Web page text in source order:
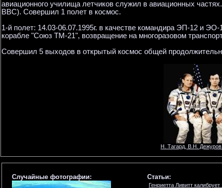
авиационного училища летчиков служил в авиационных
ВВС). Совершил 1 полет в космос.
1-й полет: 14.03-06.07.1995г. в качестве командира ЭП-12 и
корабле "Союз ТМ-21", возвращение на многоразовом
Совершил 5 выходов в открытый космос общей
Н. Тагард, В.Н.
Случайные фотографии: Статьи:
Генриетта Ливитт калибрует